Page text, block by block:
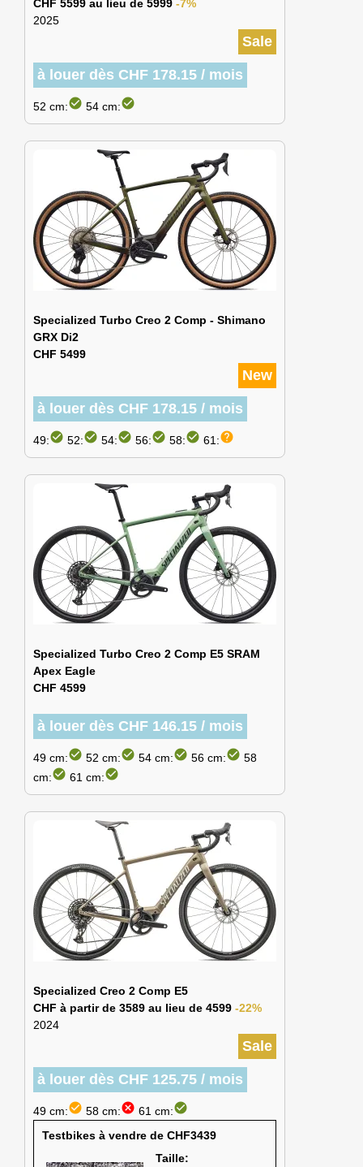
CHF 5599 au lieu de 5999 -7%
2025
Sale
à louer dès CHF 178.15 / mois
52 cm:check_circle 54 cm:check_circle
Specialized Turbo Creo 2 Comp - Shimano
GRX Di2
CHF 5499
New
à louer dès CHF 178.15 / mois
49:check_circle 52:check_circle 54:check_circle 56:check_circle 58:check_circle 61:help
Specialized Turbo Creo 2 Comp E5 SRAM
Apex Eagle
CHF 4599
à louer dès CHF 146.15 / mois
49 cm:check_circle 52 cm:check_circle 54 cm:check_circle 56 cm:check_circle 58
cm:check_circle 61 cm:check_circle
Specialized Creo 2 Comp E5
CHF à partir de 3589 au lieu de 4599 -22%
2024
Sale
à louer dès CHF 125.75 / mois
49 cm:check_circle 58 cm:cancel 61 cm:check_circle
Testbikes à vendre de CHF3439
Taille: